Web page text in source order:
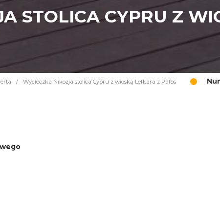
STOLICA CYPRU Z
/ Wycieczka Nikozja stolica Cypru z wioską Lefkara z Pafos